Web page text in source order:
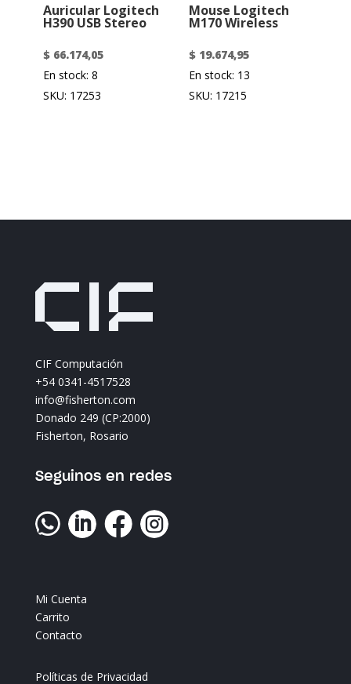
Auricular Logitech
H390 USB Stereo
$66.174,05
En stock: 8
SKU: 17253
Mouse Logitech
M170 Wireless
$ 19.674,95
En stock: 13
SKU: 17215
CIF Computación
+54 0341-4517528
info@fisherton.com
Donado 249 (CP:2000)
Fisherton, Rosario
Seguinos en redes
   
Mi Cuenta
Carrito
Contacto
Políticas de Privacidad